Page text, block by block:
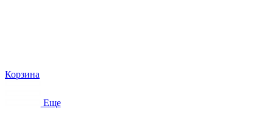
Корзина
Еще